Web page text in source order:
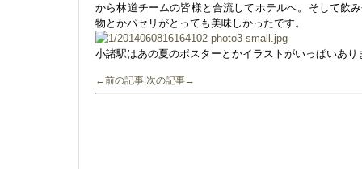
から林道チームの皆様と合流してホテルへ。そして飲
物とかパセリがとっても美味しかったです。
小諸駅はあの夏のポスターとかイラストがいっぱいあり
←前の記事 次の記事→